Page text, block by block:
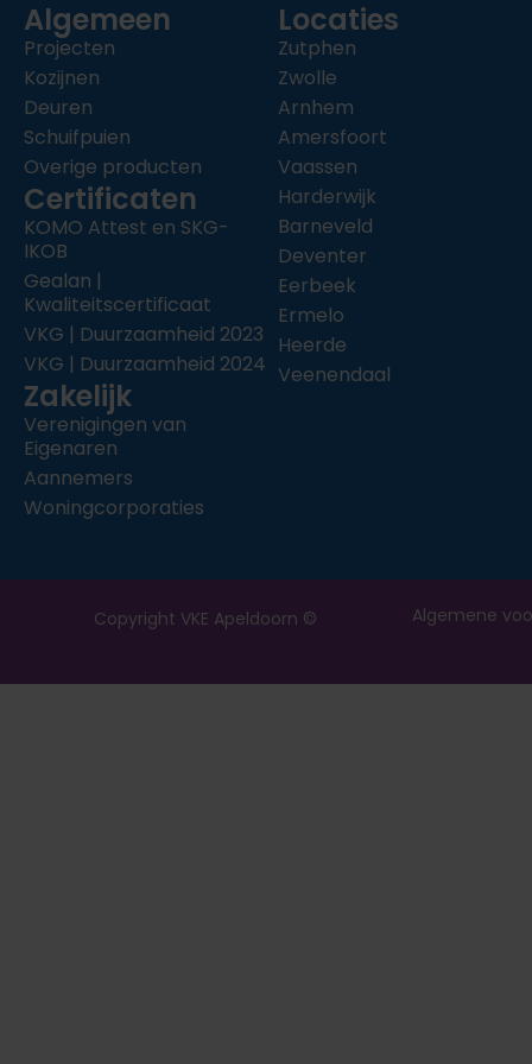
Algemeen
Projecten
Kozijnen
Deuren
Schuifpuien
Overige producten
Certificaten
KOMO Attest en SKG-
IKOB
Gealan |
Kwaliteitscertificaat
VKG | Duurzaamheid 2023
VKG | Duurzaamheid 2024
Zakelijk
Verenigingen van
Eigenaren
Aannemers
Woningcorporaties
Locaties
Zutphen
Zwolle
Arnhem
Amersfoort
Vaassen
Harderwijk
Barneveld
Deventer
Eerbeek
Ermelo
Heerde
Veenendaal
Copyright VKE Apeldoorn © Algemene